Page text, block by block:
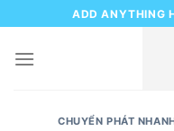
to
content
ADD ANYTHING
CHUYỂN PHÁT